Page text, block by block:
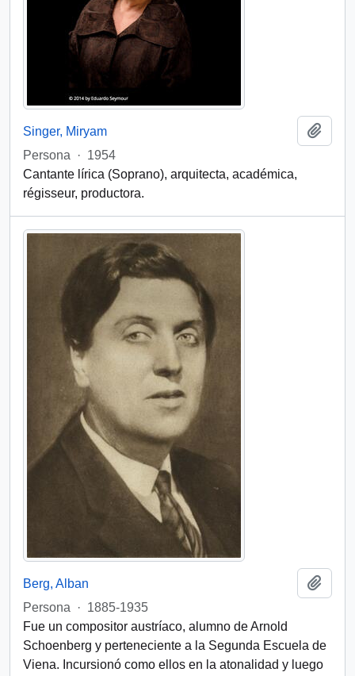
Singer, Miryam
Persona
· 1954
Cantante lírica (Soprano), arquitecta, académica,
régisseur, productora.
Berg, Alban
Persona
· 1885-1935
Fue un compositor austríaco, alumno de Arnold
Schoenberg y perteneciente a la Segunda Escuela de
Viena. Incursionó como ellos en la atonalidad y luego